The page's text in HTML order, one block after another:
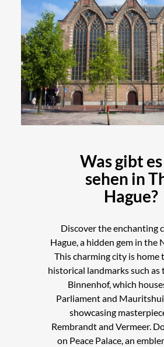
Was gibt
sehen in
Hague?
Discover the enchanting
Hague, a hidden gem in the
This charming city is home
historical landmarks such as
Binnenhof, which
Parliament and
showcasing
Rembrandt and Vermeer.
on Peace Palace, an